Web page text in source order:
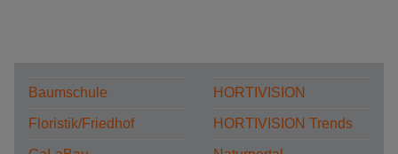
Baumschule
Floristik/Friedhof
HORTIVISION
HORTIVISION Trends